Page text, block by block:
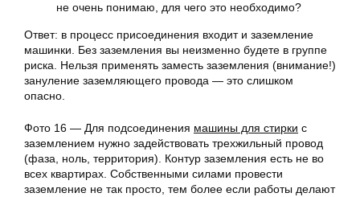
не очень понимаю, для чего это необходимо?
Ответ: в процесс присоединения входит и заземление
машинки. Без заземления вы неизменно будете в группе
риска. Нельзя применять заместь заземления (внимание!)
зануление заземляющего провода — это слишком
опасно.
Фото 16 — Для подсоединения машины для стирки с
заземлением нужно задействовать трехжильный провод
(фаза, ноль, территория). Контур заземления есть не во
всех квартирах. Собственными силами провести
заземление не так просто, тем более если работы делают